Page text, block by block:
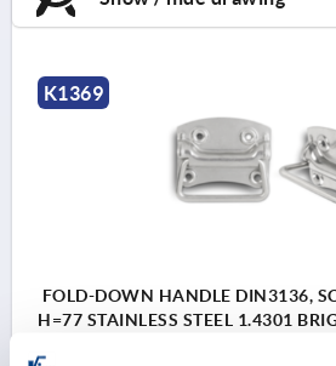
K1369
FOLD-DOWN HANDLE DIN3136,
H=77 STAINLESS STEEL 1.4301